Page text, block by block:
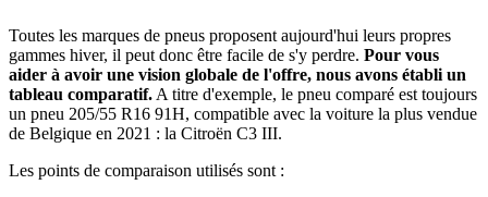
Toutes les marques de pneus proposent aujourd'hui leurs propres
gammes hiver, il peut donc être facile de s'y perdre. Pour vous
aider à avoir une vision globale de l'offre, nous avons établi un
tableau comparatif. A titre d'exemple, le pneu comparé est toujours
un pneu 205/55 R16 91H, compatible avec la voiture la plus vendue
de Belgique en 2021 : la Citroën C3 III.
Les points de comparaison utilisés sont :